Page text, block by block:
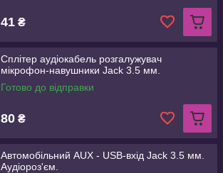
41 ₴
Сплітер аудіокабель розгалужувач
мікрофон-навушники Jack 3.5 мм.
Готово до відправки
80 ₴
Автомобільний AUX - USB-вхід Jack 3.5 мм.
Аудіороз'єм.